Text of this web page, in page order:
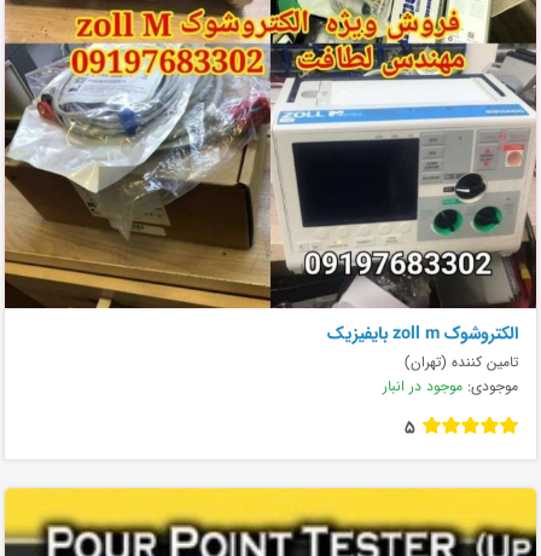
الکتروشوک zoll m بایفیزیک
تامین کننده (تهران)
موجودی: موجود در انبار
5